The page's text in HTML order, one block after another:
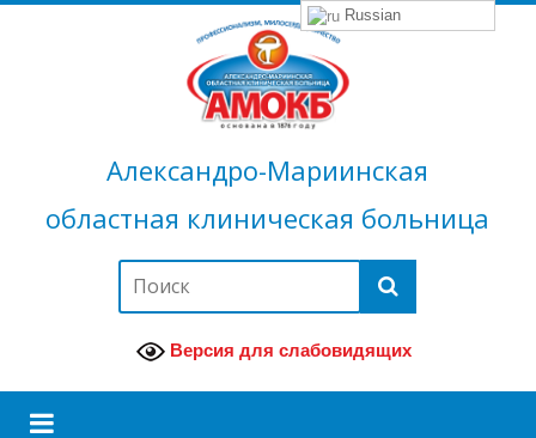
Александро-Мариинская
областная клиническая больница
Версия для слабовидящих
Russian